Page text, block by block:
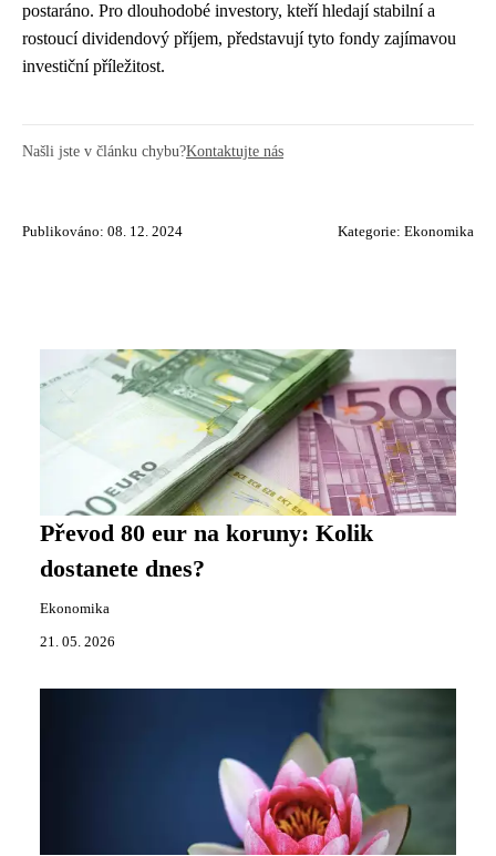
postaráno. Pro dlouhodobé investory, kteří hledají stabilní a
rostoucí dividendový příjem, představují tyto fondy zajímavou
investiční příležitost.
Našli jste v článku chybu?Kontaktujte nás
Publikováno: 08. 12. 2024 Kategorie: Ekonomika
Převod 80 eur na koruny: Kolik
dostanete dnes?
Ekonomika
21. 05. 2026